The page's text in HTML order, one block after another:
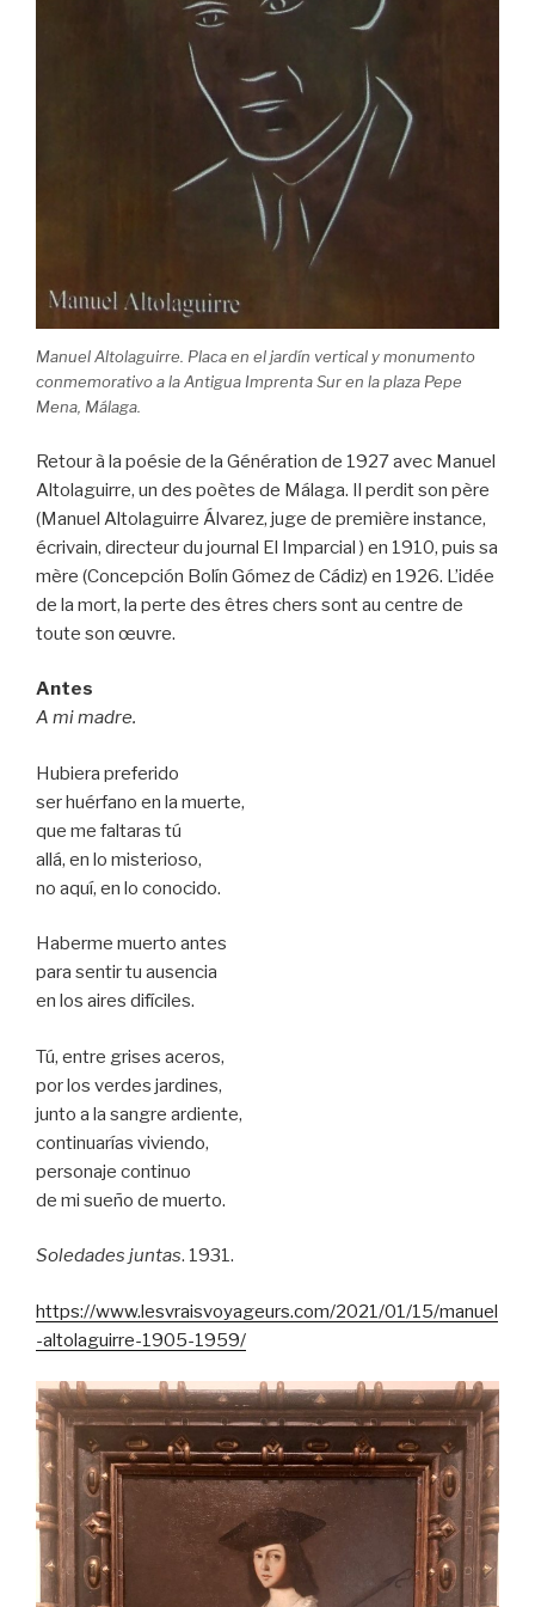
Manuel Altolaguirre. Placa en el jardín vertical y monumento
conmemorativo a la Antigua Imprenta Sur en la plaza Pepe
Mena, Málaga.
Retour à la poésie de la Génération de 1927 avec Manuel
Altolaguirre, un des poètes de Málaga. Il perdit son père
(Manuel Altolaguirre Álvarez, juge de première instance,
écrivain, directeur du journal El Imparcial ) en 1910, puis sa
mère (Concepción Bolín Gómez de Cádiz) en 1926. L’idée
de la mort, la perte des êtres chers sont au centre de
toute son œuvre.
Antes
A mi madre.
Hubiera preferido
ser huérfano en la muerte,
que me faltaras tú
allá, en lo misterioso,
no aquí, en lo conocido.
Haberme muerto antes
para sentir tu ausencia
en los aires difíciles.
Tú, entre grises aceros,
por los verdes jardines,
junto a la sangre ardiente,
continuarías viviendo,
personaje continuo
de mi sueño de muerto.
Soledades juntas. 1931.
https://www.lesvraisvoyageurs.com/2021/01/15/manuel
-altolaguirre-1905-1959/